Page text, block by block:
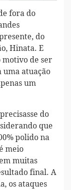
fora do
do
Hinata. E
motivo de ser
uma atuação
um
do
que
polido na
meio
muitas
final. A
os ataques